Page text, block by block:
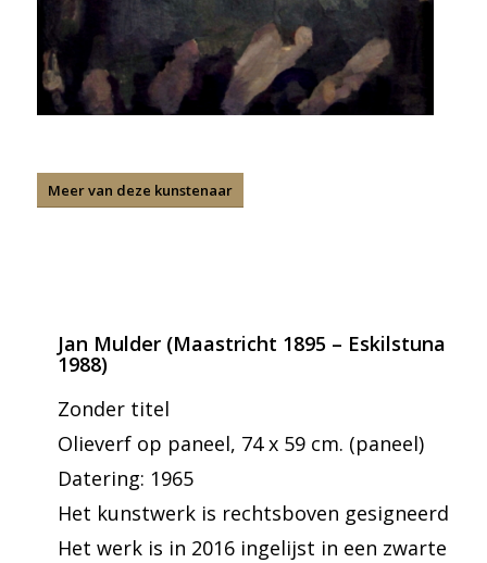
Meer van deze kunstenaar
Jan Mulder (Maastricht 1895 – Eskilstuna
1988)
Zonder titel
Olieverf op paneel, 74 x 59 cm. (paneel)
Datering: 1965
Het kunstwerk is rechtsboven gesigneerd
Het werk is in 2016 ingelijst in een zwarte